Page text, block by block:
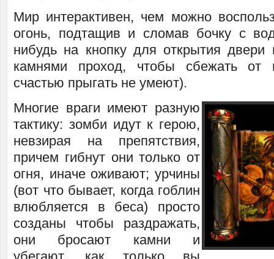
Мир интерактивен, чем можно
огонь, подтащив и сломав бочку с
нибудь на кнопку для открытия двери
камнями проход, чтобы сбежать от
счастью прыгать не умеют).
Многие враги имеют разную
тактику: зомби идут к герою,
невзирая на препятствия,
причем гибнут они только от
огня, иначе оживают; урчины
(вот что бывает, когда гоблин
влюбляется в беса) просто
созданы чтобы раздражать,
они бросают камни и